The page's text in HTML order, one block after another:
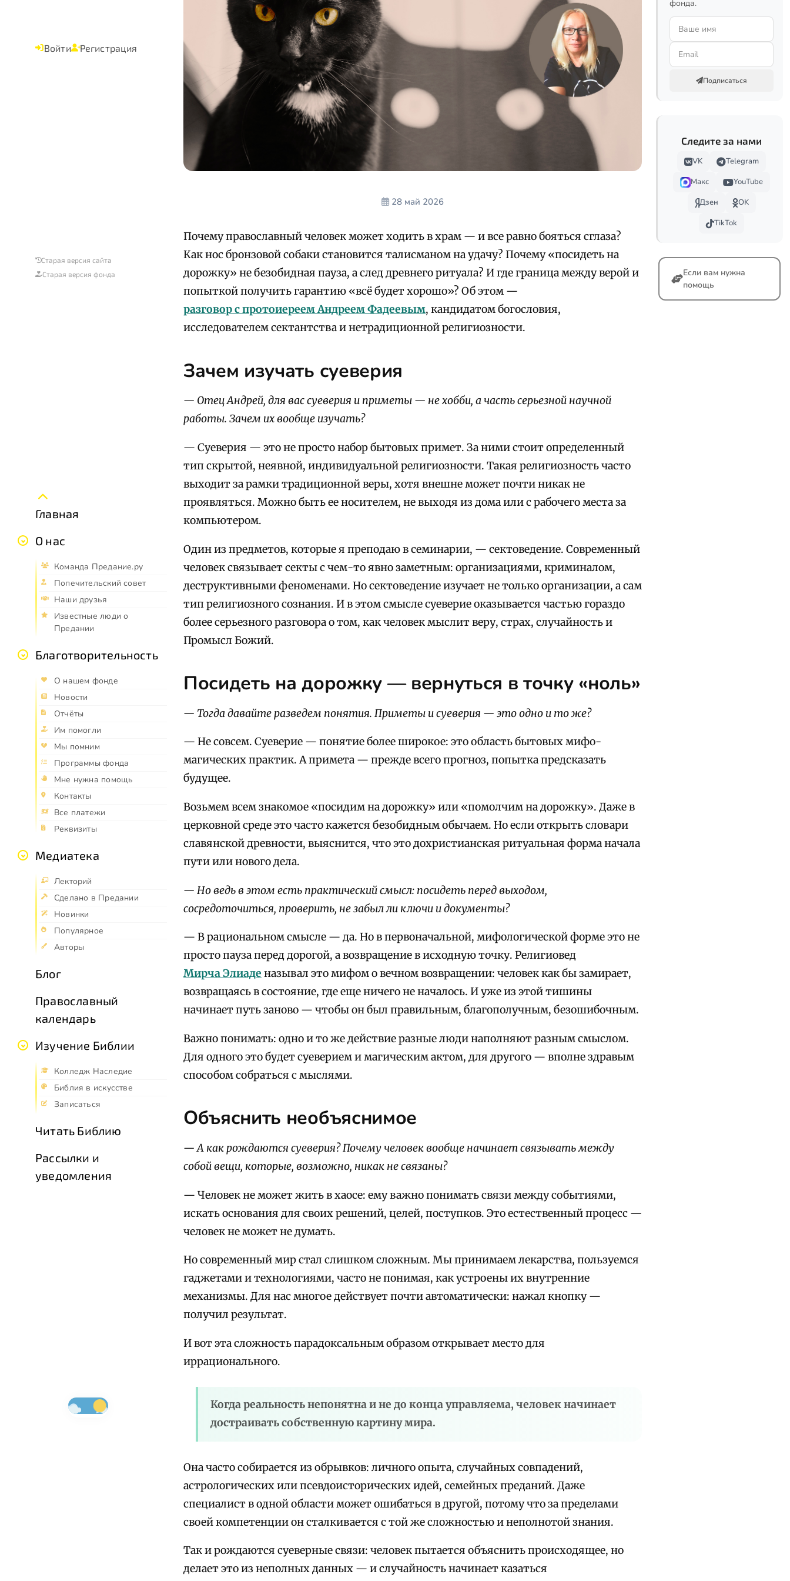
Войти Регистрация
Старая версия сайта
Старая версия фонда
Главная
О нас
Команда Предание.ру
Попечительский совет
Наши друзья
Известные люди о
Предании
Благотворительность
О нашем фонде
Новости
Отчёты
Им помогли
Мы помним
Программы фонда
Мне нужна помощь
Контакты
Все платежи
Реквизиты
Медиатека
Лекторий
Сделано в Предании
Новинки
Популярное
Авторы
Блог
Православный
календарь
Изучение Библии
Колледж Наследие
Библия в искусстве
Записаться
Читать Библию
Рассылки и
уведомления
28 май 2026
Почему православный человек может ходить в храм — и все равно бояться сглаза?
Как нос бронзовой собаки становится талисманом на удачу? Почему «посидеть на
дорожку» не безобидная пауза, а след древнего ритуала? И где граница между верой и
попыткой получить гарантию «всё будет хорошо»? Об этом —
разговор с протоиереем Андреем Фадеевым, кандидатом богословия,
исследователем сектантства и нетрадиционной религиозности.
Зачем изучать суеверия
— Отец Андрей, для вас суеверия и приметы — не хобби, а часть серьезной научной
работы. Зачем их вообще изучать?
— Суеверия — это не просто набор бытовых примет. За ними стоит определенный
тип скрытой, неявной, индивидуальной религиозности. Такая религиозность часто
выходит за рамки традиционной веры, хотя внешне может почти никак не
проявляться. Можно быть ее носителем, не выходя из дома или с рабочего места за
компьютером.
Один из предметов, которые я преподаю в семинарии, — сектоведение. Современный
человек связывает секты с чем-то явно заметным: организациями, криминалом,
деструктивными феноменами. Но сектоведение изучает не только организации, а сам
тип религиозного сознания. И в этом смысле суеверие оказывается частью гораздо
более серьезного разговора о том, как человек мыслит веру, страх, случайность и
Промысл Божий.
Посидеть на дорожку — вернуться в точку «ноль»
— Тогда давайте разведем понятия. Приметы и суеверия — это одно и то же?
— Не совсем. Суеверие — понятие более широкое: это область бытовых мифо-
магических практик. А примета — прежде всего прогноз, попытка предсказать
будущее.
Возьмем всем знакомое «посидим на дорожку» или «помолчим на дорожку». Даже в
церковной среде это часто кажется безобидным обычаем. Но если открыть словари
славянской древности, выяснится, что это дохристианская ритуальная форма начала
пути или нового дела.
— Но ведь в этом есть практический смысл: посидеть перед выходом,
сосредоточиться, проверить, не забыл ли ключи и документы?
— В рациональном смысле — да. Но в первоначальной, мифологической форме это не
просто пауза перед дорогой, а возвращение в исходную точку. Религиовед
Мирча Элиаде называл это мифом о вечном возвращении: человек как бы замирает,
возвращаясь в состояние, где еще ничего не началось. И уже из этой тишины
начинает путь заново — чтобы он был правильным, благополучным, безошибочным.
Важно понимать: одно и то же действие разные люди наполняют разным смыслом.
Для одного это будет суеверием и магическим актом, для другого — вполне здравым
способом собраться с мыслями.
Объяснить необъяснимое
— А как рождаются суеверия? Почему человек вообще начинает связывать между
собой вещи, которые, возможно, никак не связаны?
— Человек не может жить в хаосе: ему важно понимать связи между событиями,
искать основания для своих решений, целей, поступков. Это естественный процесс —
человек не может не думать.
Но современный мир стал слишком сложным. Мы принимаем лекарства, пользуемся
гаджетами и технологиями, часто не понимая, как устроены их внутренние
механизмы. Для нас многое действует почти автоматически: нажал кнопку —
получил результат.
И вот эта сложность парадоксальным образом открывает место для
иррационального.
Когда реальность непонятна и не до конца управляема, человек начинает
достраивать собственную картину мира.
Она часто собирается из обрывков: личного опыта, случайных совпадений,
астрологических или псевдоисторических идей, семейных преданий. Даже
специалист в одной области может ошибаться в другой, потому что за пределами
своей компетенции он сталкивается с той же сложностью и неполнотой знания.
Так и рождаются суеверные связи: человек пытается объяснить происходящее, но
делает это из неполных данных — и случайность начинает казаться
фонда.
Подписаться
Следите за нами
VK
Telegram
Макс
YouTube
Дзен
OK
TikTok
Если вам нужна
помощь